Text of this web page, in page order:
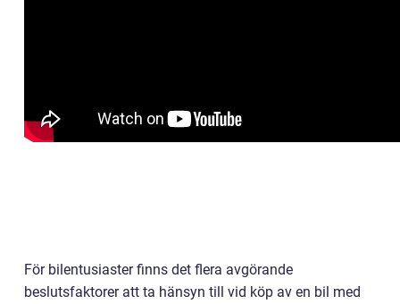
För bilentusiaster finns det flera avgörande
beslutsfaktorer att ta hänsyn till vid köp av en bil med